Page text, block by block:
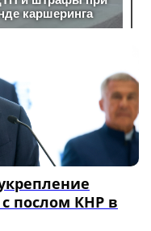
послом КНР в